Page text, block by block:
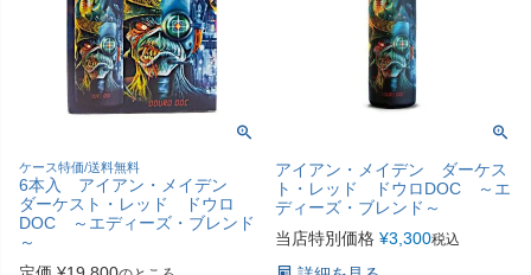
ケース特価/送料無料
6本入 アイアン・メイデン
ダーケスト・レッド ドウロ
DOC ～エディーズ・ブレンド
～
アイアン・メイデン ダーケス
ト・レッド ドウロDOC ～エ
ディーズ・ブレンド～
当店特別価格 ¥3,300税込